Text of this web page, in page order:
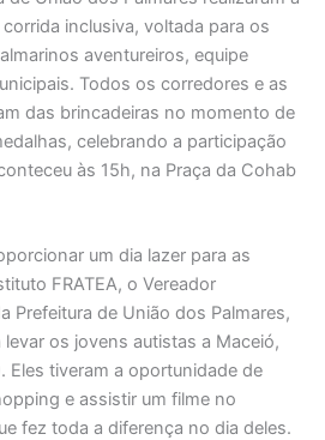
corrida inclusiva, voltada para os
aventureiros, equipe
Todos os corredores e as
das brincadeiras no momento de
celebrando a participação
às 15h, na Praça da Cohab
um dia lazer para as
FRATEA, o Vereador
Prefeitura de União dos Palmares,
os jovens autistas a Maceió,
tiveram a oportunidade de
e assistir um filme no
fez toda a diferença no dia deles.